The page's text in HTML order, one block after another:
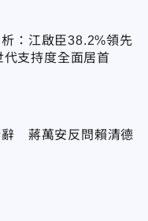
：江啟臣38.2%領先
支持度全面居首
辭 蔣萬安反問賴清德